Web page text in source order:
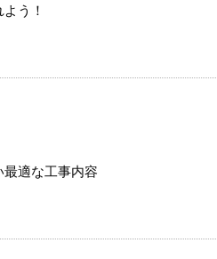
う！
適な工事内容